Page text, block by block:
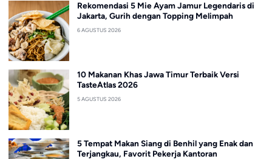
Rekomendasi 5 Mie Ayam Jamur Legendaris di
Jakarta, Gurih dengan Topping Melimpah
6 AGUSTUS 2026
10 Makanan Khas Jawa Timur Terbaik Versi
TasteAtlas 2026
5 AGUSTUS 2026
5 Tempat Makan Siang di Benhil yang Enak dan
Terjangkau, Favorit Pekerja Kantoran